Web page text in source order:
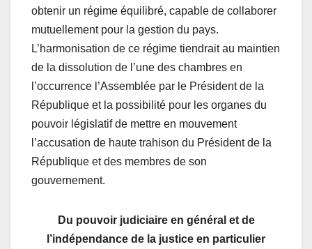
obtenir un régime équilibré, capable de collaborer
mutuellement pour la gestion du pays.
L’harmonisation de ce régime tiendrait au maintien
de la dissolution de l’une des chambres en
l’occurrence l’Assemblée par le Président de la
République et la possibilité pour les organes du
pouvoir législatif de mettre en mouvement
l’accusation de haute trahison du Président de la
République et des membres de son
gouvernement.
Du pouvoir judiciaire en général et de
l’indépendance de la justice en particulier